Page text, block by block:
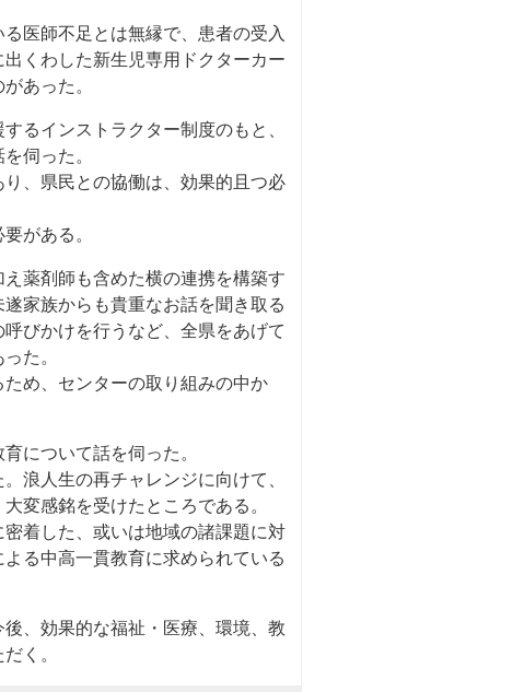
医師不足とは無縁で、患者の受入
くわした新生児専用ドクターカー
あった。
るインストラクター制度のもと、
伺った。
、県民との協働は、効果的且つ必
がある。
薬剤師も含めた横の連携を構築す
家族からも貴重なお話を聞き取る
びかけを行うなど、全県をあげて
た。
め、センターの取り組みの中か
について話を伺った。
浪人生の再チャレンジに向けて、
変感銘を受けたところである。
着した、或いは地域の諸課題に対
る中高一貫教育に求められている
、効果的な福祉・医療、環境、教
く。